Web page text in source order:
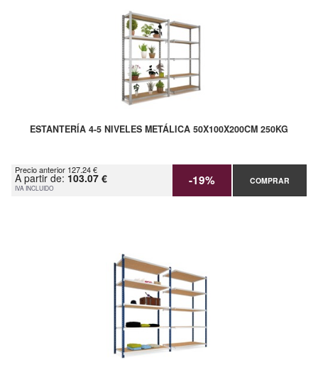
ESTANTERÍA 4-5 NIVELES METÁLICA 50X100X200CM 250KG
Precio anterior 127.24 €
A partir de: 103.07 €
IVA INCLUIDO -19% COMPRAR